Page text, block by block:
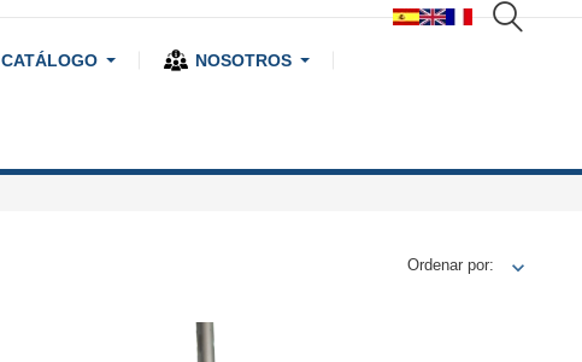
CATÁLOGO NOSOTROS
Ordenar por: